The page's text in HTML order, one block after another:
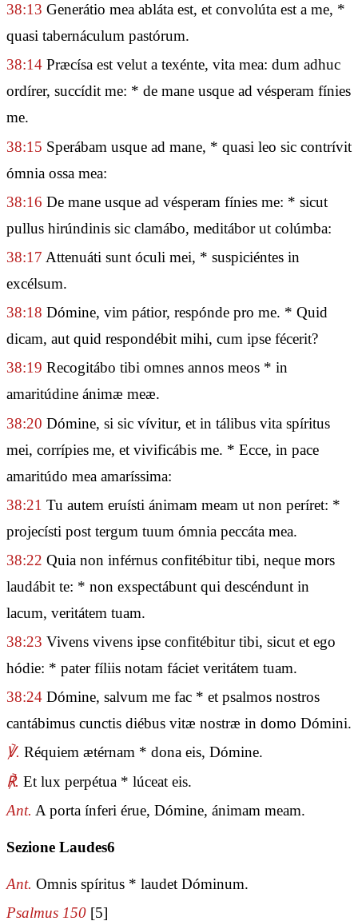
38:13 Generátio mea abláta est, et convolúta est a me, *
quasi tabernáculum pastórum.
38:14 Præcísa est velut a texénte, vita mea: dum adhuc
ordírer, succídit me: * de mane usque ad vésperam fínies
me.
38:15 Sperábam usque ad mane, * quasi leo sic contrívit
ómnia ossa mea:
38:16 De mane usque ad vésperam fínies me: * sicut
pullus hirúndinis sic clamábo, meditábor ut colúmba:
38:17 Attenuáti sunt óculi mei, * suspiciéntes in
excélsum.
38:18 Dómine, vim pátior, respónde pro me. * Quid
dicam, aut quid respondébit mihi, cum ipse fécerit?
38:19 Recogitábo tibi omnes annos meos * in
amaritúdine ánimæ meæ.
38:20 Dómine, si sic vívitur, et in tálibus vita spíritus
mei, corrípies me, et vivificábis me. * Ecce, in pace
amaritúdo mea amaríssima:
38:21 Tu autem eruísti ánimam meam ut non períret: *
projecísti post tergum tuum ómnia peccáta mea.
38:22 Quia non inférnus confitébitur tibi, neque mors
laudábit te: * non exspectábunt qui descéndunt in
lacum, veritátem tuam.
38:23 Vivens vivens ipse confitébitur tibi, sicut et ego
hódie: * pater fíliis notam fáciet veritátem tuam.
38:24 Dómine, salvum me fac * et psalmos nostros
cantábimus cunctis diébus vitæ nostræ in domo Dómini.
℣. Réquiem ætérnam * dona eis, Dómine.
℟. Et lux perpétua * lúceat eis.
Ant. A porta ínferi érue, Dómine, ánimam meam.
Sezione Laudes6
Ant. Omnis spíritus * laudet Dóminum.
Psalmus 150 [5]